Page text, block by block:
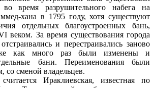
время разрушительного набега на
хана в 1795 году, хотя существуют
отдельных благоустроенных бань,
веком. За время существования города
и перестраивались заново
как много раз были изменены и
бани. Переименования были
со сменой владельцев.
Ираклиевская, известная по